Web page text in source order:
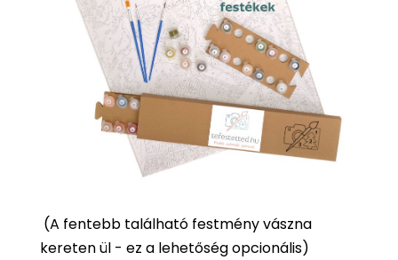
(A fentebb található festmény vászna
kereten ül - ez a lehetőség opcionális)